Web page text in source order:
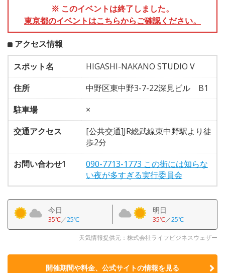
※ このイベントは終了しました。
東京都のイベントはこちらからご確認ください。
アクセス情報
スポット名
HIGASHI-NAKANO STUDIO V
住所
中野区東中野3-7-22深見ビル B1
駐車場
×
交通アクセス
[公共交通]JR総武線東中野駅より徒
歩2分
お問い合わせ1
090-7713-1773 この街には知らな
い夜が多すぎる実行委員会
今日
35℃／25℃
明日
35℃／25℃
天気情報提供元：株式会社ライフビジネスウェザー
開催期間や料金、公式サイトの情報を見る